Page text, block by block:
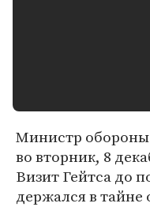
Министр
во вторник, 8
Визит Гейтса до
держался в